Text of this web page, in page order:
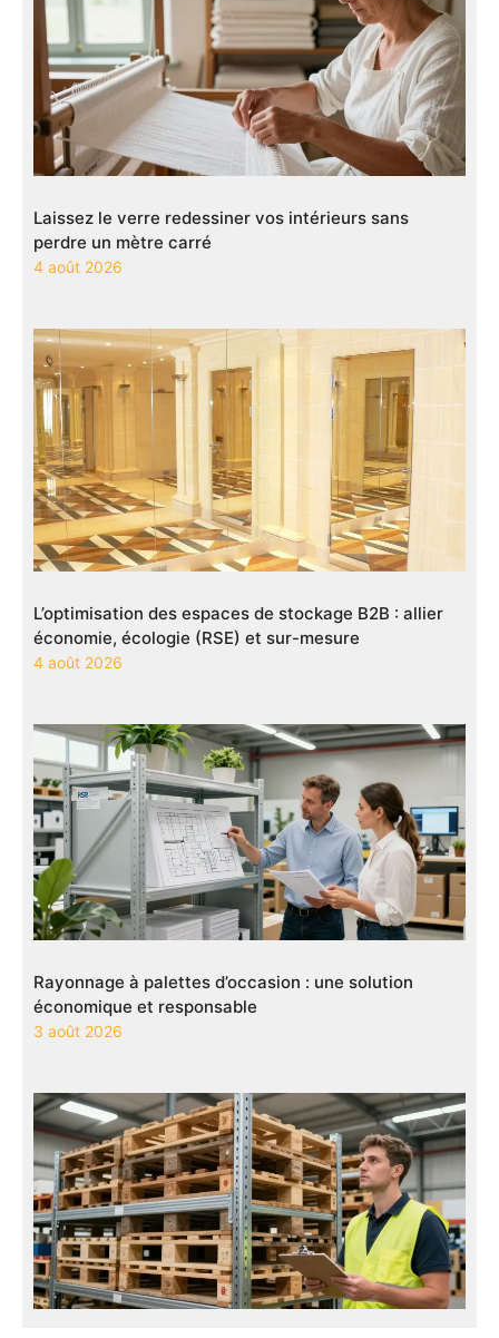
Laissez le verre redessiner vos intérieurs sans
perdre un mètre carré
4 août 2026
L’optimisation des espaces de stockage B2B : allier
économie, écologie (RSE) et sur-mesure
4 août 2026
Rayonnage à palettes d’occasion : une solution
économique et responsable
3 août 2026